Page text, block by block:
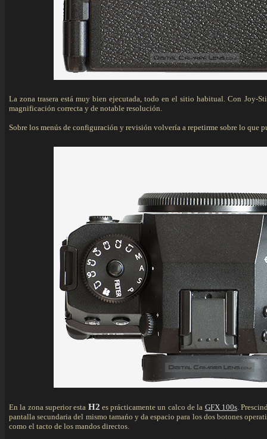
La zona trasera está muy bien ejecutada, todo en el sitio habitual. Con Joy-
magnificación correcta y de notable resolución.
Sobre los menús de configuración y revisión volvería a repetirme sobre lo que
En la zona superior esta H2 es prácticamente un calco de la GFX 100s.
pantalla secundaria del mismo tamańo y da espacio para los dos botones
como el tacto de los mandos directos.